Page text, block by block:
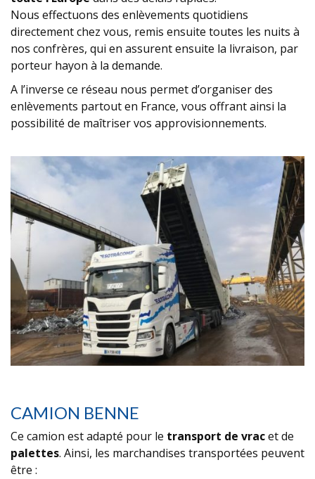
Nous effectuons des enlèvements quotidiens
directement chez vous, remis ensuite toutes les nuits à
nos confrères, qui en assurent ensuite la livraison, par
porteur hayon à la demande.
A l’inverse ce réseau nous permet d’organiser des
enlèvements partout en France, vous offrant ainsi la
possibilité de maîtriser vos approvisionnements.
CAMION BENNE
Ce camion est adapté pour le transport de vracet de
palettes. Ainsi, les marchandises transportées peuvent
être :